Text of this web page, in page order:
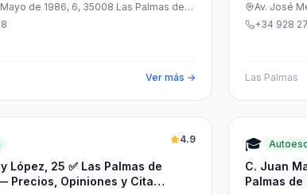
de 1986, 6, 35008 Las Palmas de
Palmas, España
Ver más →
Av. José
Canaria,
+34 928
Las Palmas
López, 25 ✅ Las Palmas de
Precios, Opiniones y Cita
4.9 🎓
C. Juan
Palmas